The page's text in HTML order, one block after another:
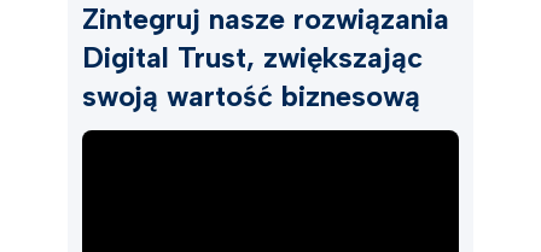
Zintegruj nasze rozwiązania
Digital Trust, zwiększając
swoją wartość biznesową